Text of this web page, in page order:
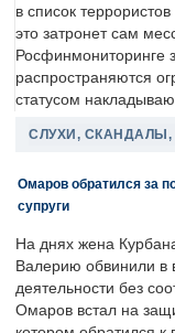
в список
это затронет сам
Росфинмониторинге
распространяются
статусом
СЛУХИ, СКАНДАЛЫ,
Омаров обратился за
супруги
На днях жена
Валерию обвинили в
деятельности без
Омаров встал на